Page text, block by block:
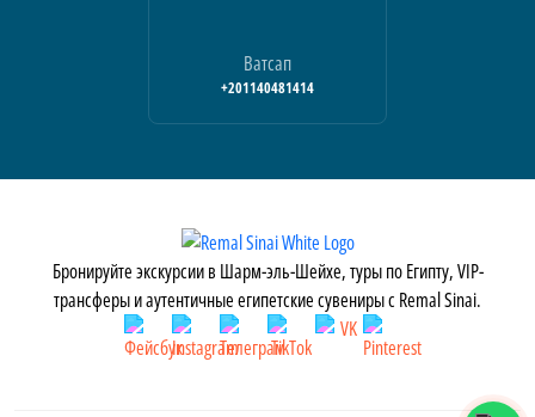
Ватсап
+201140481414
Бронируйте экскурсии в Шарм-эль-Шейхе, туры по Египту, VIP-
трансферы и аутентичные египетские сувениры с Remal Sinai.